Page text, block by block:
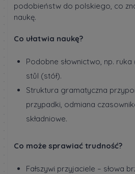
podobieństw do polskiego, co
naukę.
Co ułatwia naukę?
Podobne słownictwo, np. ruka
stůl (stół).
Struktura gramatyczna
przypadki, odmiana
składniowe.
Co może sprawiać trudność?
Fałszywi przyjaciele – słowa